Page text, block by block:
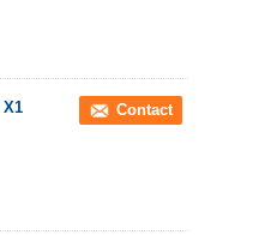
Contact